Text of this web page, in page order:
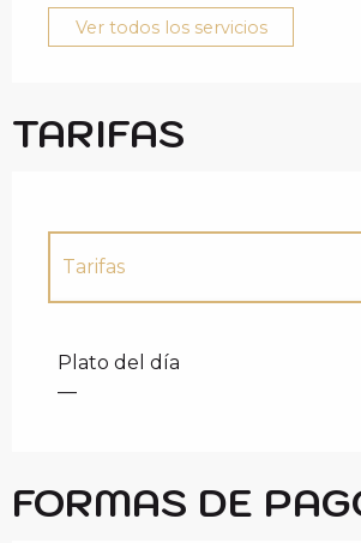
Ver todos los servicios
TARIFAS
Tarifas
Plato del día
—
FORMAS DE